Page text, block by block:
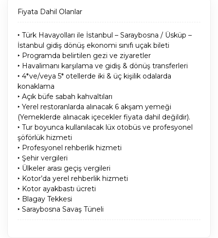
Fiyata Dahil Olanlar
‣ Türk Havayolları ile İstanbul – Saraybosna / Üsküp –
İstanbul gidiş dönüş ekonomi sınıfı uçak bileti
‣ Programda belirtilen gezi ve ziyaretler
‣ Havalimanı karşılama ve gidiş & dönüş transferleri
‣ 4*ve/veya 5* otellerde iki & üç kişilik odalarda
konaklama
‣ Açık büfe sabah kahvaltıları
‣ Yerel restoranlarda alınacak 6 akşam yemeği
(Yemeklerde alınacak içecekler fiyata dahil değildir).
‣ Tur boyunca kullanılacak lüx otobüs ve profesyonel
şöförlük hizmeti
‣ Profesyonel rehberlik hizmeti
‣ Şehir vergileri
‣ Ülkeler arası geçiş vergileri
‣ Kotor’da yerel rehberlik hizmeti
‣ Kotor ayakbastı ücreti
‣ Blagay Tekkesi
‣ Saraybosna Savaş Tüneli